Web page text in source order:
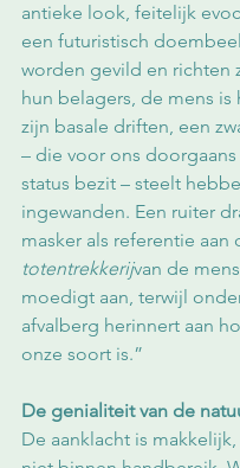
antieke look, feitelijk
een futuristisch
worden gevild en richten
hun belagers, de mens
zijn basale driften, een
– die voor ons
status bezit – steelt
ingewanden. Een ruiter
masker als referentie aan
totentrekkerijvan de
moedigt aan, terwijl
afvalberg herinnert aan
onze soort is.”
De genialiteit van de
De aanklacht is